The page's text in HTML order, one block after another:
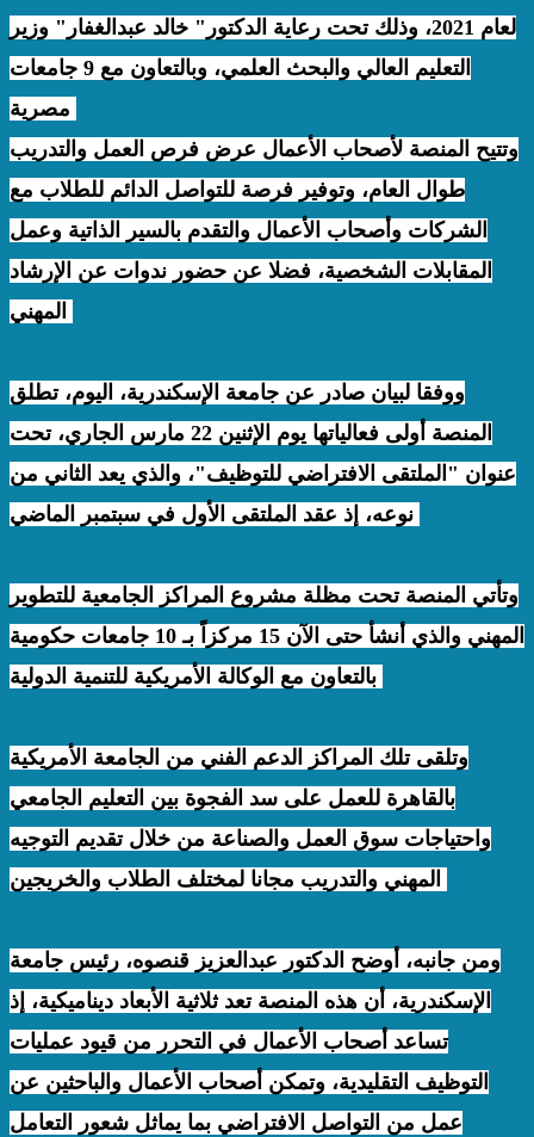
لعام 2021، وذلك تحت رعاية الدكتور" خالد عبدالغفار" وزير
التعليم العالي والبحث العلمي، وبالتعاون مع 9 جامعات
وتتيح المنصة لأصحاب الأعمال عرض فرص العمل والتدريب
طوال العام، وتوفير فرصة للتواصل الدائم للطلاب مع
الشركات وأصحاب الأعمال والتقدم بالسير الذاتية وعمل
المقابلات الشخصية، فضلا عن حضور ندوات عن الإرشاد
ووفقا لبيان صادر عن جامعة الإسكندرية، اليوم، تطلق
المنصة أولى فعالياتها يوم الإثنين 22 مارس الجاري، تحت
عنوان "الملتقى الافتراضي للتوظيف"، والذي يعد الثاني من
وتأتي المنصة تحت مظلة مشروع المراكز الجامعية للتطوير
المهني والذي أنشأ حتى الآن 15 مركزاً بـ 10 جامعات حكومية
وتلقى تلك المراكز الدعم الفني من الجامعة الأمريكية
بالقاهرة للعمل على سد الفجوة بين التعليم الجامعي
واحتياجات سوق العمل والصناعة من خلال تقديم التوجيه
ومن جانبه، أوضح الدكتور عبدالعزيز قنصوه، رئيس جامعة
الإسكندرية، أن هذه المنصة تعد ثلاثية الأبعاد ديناميكية، إذ
تساعد أصحاب الأعمال في التحرر من قيود عمليات
التوظيف التقليدية، وتمكن أصحاب الأعمال والباحثين عن
عمل من التواصل الافتراضي بما يماثل شعور التعامل